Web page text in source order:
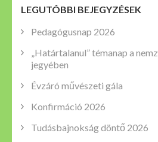
LEGUTÓBBI BEJEGYZÉSEK
Pedagógusnap 2026
„Határtalanul” témanap a
jegyében
Évzáró művészeti gála
Konfirmáció 2026
Tudásbajnokság döntő 2026